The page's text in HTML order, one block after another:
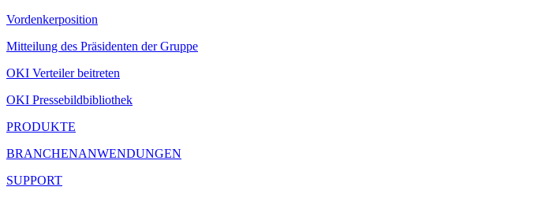
Vordenkerposition
Mitteilung des Präsidenten der Gruppe
OKI Verteiler beitreten
OKI Pressebildbibliothek
PRODUKTE
BRANCHENANWENDUNGEN
SUPPORT